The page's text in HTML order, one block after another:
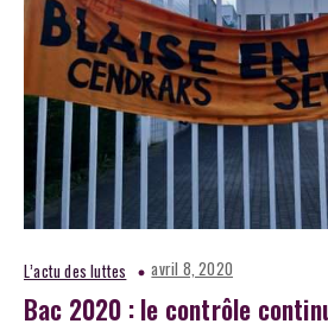
L’actu des luttes avril 8, 2020
Bac 2020 : le contrôle